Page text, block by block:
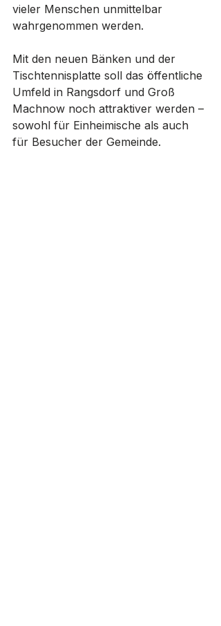
vieler Menschen unmittelbar
wahrgenommen werden.
Mit den neuen Bänken und der
Tischtennisplatte soll das öffentliche
Umfeld in Rangsdorf und Groß
Machnow noch attraktiver werden –
sowohl für Einheimische als auch
für Besucher der Gemeinde.